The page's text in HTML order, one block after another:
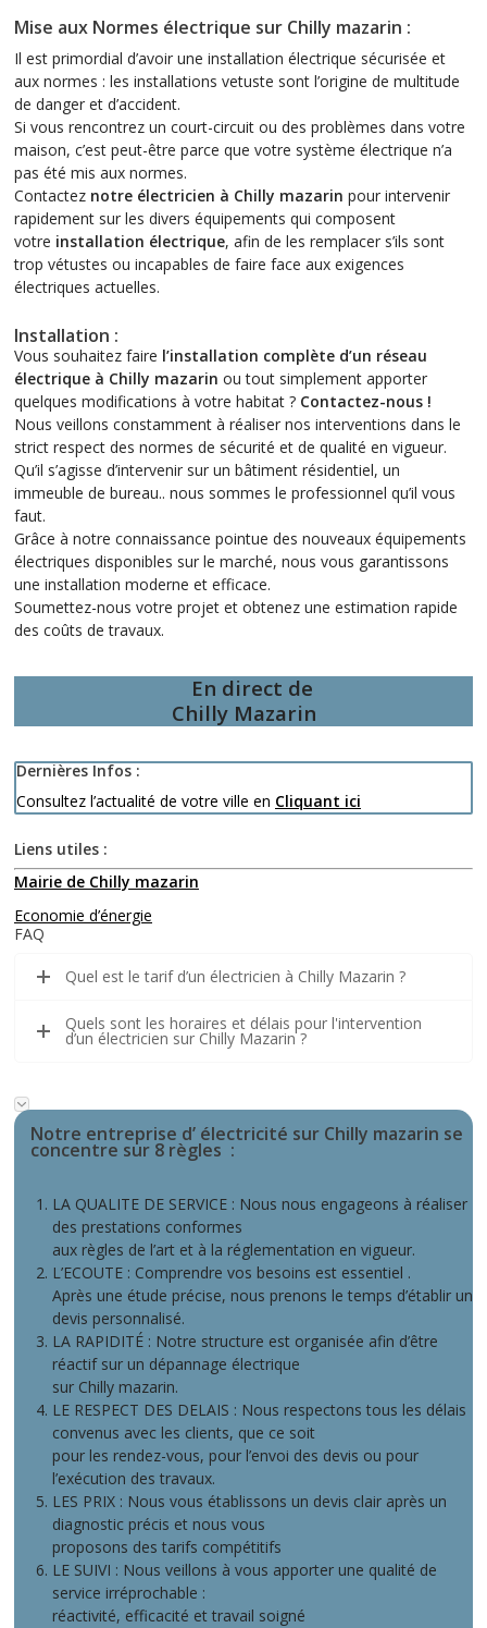
Mise aux Normes électrique sur Chilly mazarin :
Il est primordial d’avoir une installation électrique sécurisée et
aux normes : les installations vetuste sont l’origine de multitude
de danger et d’accident.
Si vous rencontrez un court-circuit ou des problèmes dans votre
maison, c’est peut-être parce que votre système électrique n’a
pas été mis aux normes.
Contactez notre électricien à Chilly mazarin pour intervenir
rapidement sur les divers équipements qui composent
votre installation électrique, afin de les remplacer s’ils sont
trop vétustes ou incapables de faire face aux exigences
électriques actuelles.
Installation :
Vous souhaitez faire l’installation complète d’un réseau
électrique à Chilly mazarin ou tout simplement apporter
quelques modifications à votre habitat ? Contactez-nous !
Nous veillons constamment à réaliser nos interventions dans le
strict respect des normes de sécurité et de qualité en vigueur.
Qu’il s’agisse d’intervenir sur un bâtiment résidentiel, un
immeuble de bureau.. nous sommes le professionnel qu’il vous
faut.
Grâce à notre connaissance pointue des nouveaux équipements
électriques disponibles sur le marché, nous vous garantissons
une installation moderne et efficace.
Soumettez-nous votre projet et obtenez une estimation rapide
des coûts de travaux.
En direct de
Chilly Mazarin
Dernières Infos :
Consultez l’actualité de votre ville en Cliquant ici
Liens utiles :
Mairie de Chilly mazarin
Economie d’énergie
FAQ
Quel est le tarif d’un électricien à Chilly Mazarin ?
Quels sont les horaires et délais pour l'intervention
d’un électricien sur Chilly Mazarin ?
Notre entreprise d’ électricité sur Chilly mazarin se
concentre sur 8 règles :
LA QUALITE DE SERVICE : Nous nous engageons à réaliser
des prestations conformes
aux règles de l’art et à la réglementation en vigueur.
L’ECOUTE : Comprendre vos besoins est essentiel .
Après une étude précise, nous prenons le temps d’établir un
devis personnalisé.
LA RAPIDITÉ : Notre structure est organisée afin d’être
réactif sur un dépannage électrique
sur Chilly mazarin.
LE RESPECT DES DELAIS : Nous respectons tous les délais
convenus avec les clients, que ce soit
pour les rendez-vous, pour l’envoi des devis ou pour
l’exécution des travaux.
LES PRIX : Nous vous établissons un devis clair après un
diagnostic précis et nous vous
proposons des tarifs compétitifs
LE SUIVI : Nous veillons à vous apporter une qualité de
service irréprochable :
réactivité, efficacité et travail soigné